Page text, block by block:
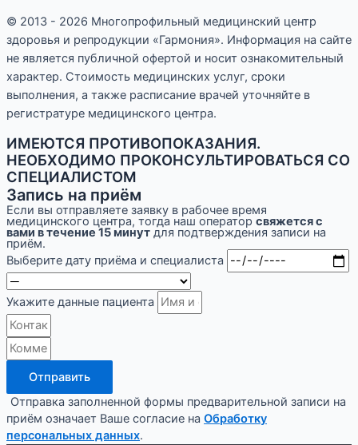
© 2013 - 2026 Многопрофильный медицинский центр
здоровья и репродукции «Гармония». Информация на сайте
не является публичной офертой и носит ознакомительный
характер. Стоимость медицинских услуг, сроки
выполнения, а также расписание врачей уточняйте в
регистратуре медицинского центра.
ИМЕЮТСЯ ПРОТИВОПОКАЗАНИЯ.
НЕОБХОДИМО ПРОКОНСУЛЬТИРОВАТЬСЯ СО
СПЕЦИАЛИСТОМ
Запись на приём
Если вы отправляете заявку в рабочее время
медицинского центра, тогда наш оператор свяжется с
вами в течение 15 минут для подтверждения записи на
приём.
Выберите дату приёма и специалиста
Укажите данные пациента
Отправить
Отправка заполненной формы предварительной записи на
приём означает Ваше согласие на Обработку
персональных данных.